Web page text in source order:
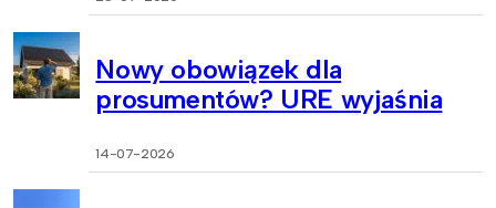
Nowy obowiązek dla
prosumentów? URE wyjaśnia
14-07-2026